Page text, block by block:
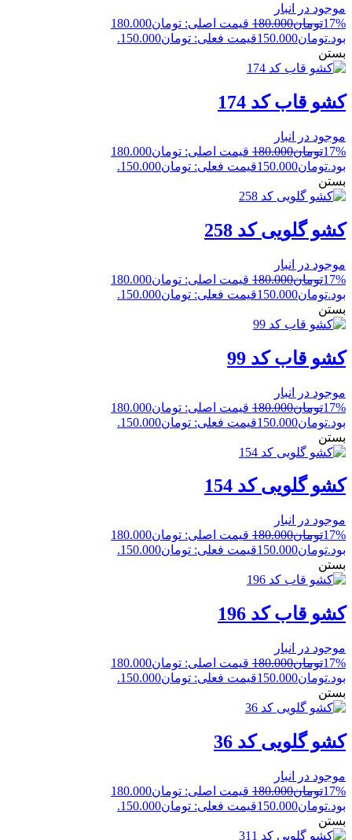
موجود در انبار
17%تومان180.000
قیمت اصلی: تومان180.000
بود.تومان150.000قیمت فعلی: تومان150.000.
بستن
کشو قاب کد 174
موجود در انبار
17%تومان180.000
قیمت اصلی: تومان180.000
بود.تومان150.000قیمت فعلی: تومان150.000.
بستن
کشو گلویی کد 258
موجود در انبار
17%تومان180.000
قیمت اصلی: تومان180.000
بود.تومان150.000قیمت فعلی: تومان150.000.
بستن
کشو قاب کد 99
موجود در انبار
17%تومان180.000
قیمت اصلی: تومان180.000
بود.تومان150.000قیمت فعلی: تومان150.000.
بستن
کشو گلویی کد 154
موجود در انبار
17%تومان180.000
قیمت اصلی: تومان180.000
بود.تومان150.000قیمت فعلی: تومان150.000.
بستن
کشو قاب کد 196
موجود در انبار
17%تومان180.000
قیمت اصلی: تومان180.000
بود.تومان150.000قیمت فعلی: تومان150.000.
بستن
کشو گلویی کد 36
موجود در انبار
17%تومان180.000
قیمت اصلی: تومان180.000
بود.تومان150.000قیمت فعلی: تومان150.000.
بستن